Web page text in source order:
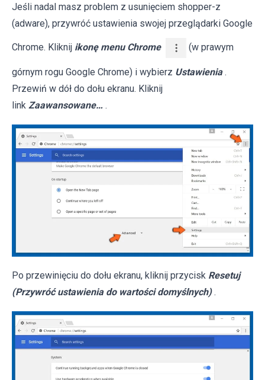
Jeśli nadal masz problem z usunięciem shopper-z
(adware), przywróć ustawienia swojej przeglądarki Google
Chrome. Kliknij ikonę menu Chrome (w prawym
górnym rogu Google Chrome) i wybierz Ustawienia .
Przewiń w dół do dołu ekranu. Kliknij
link Zaawansowane… .
Po przewinięciu do dołu ekranu, kliknij przycisk Resetuj
(Przywróć ustawienia do wartości domyślnych) .